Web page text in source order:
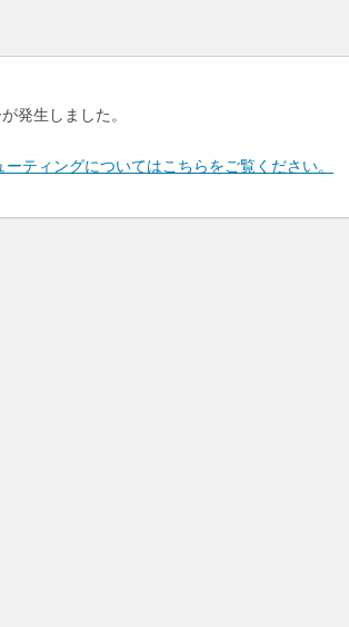
発生しました。
ティングについてはこちらをご覧ください。